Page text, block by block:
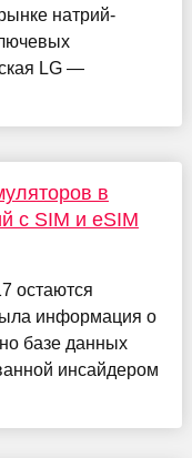
натрий-
LG —
в
с SIM и eSIM
остаются
информация о
базе данных
инсайдером